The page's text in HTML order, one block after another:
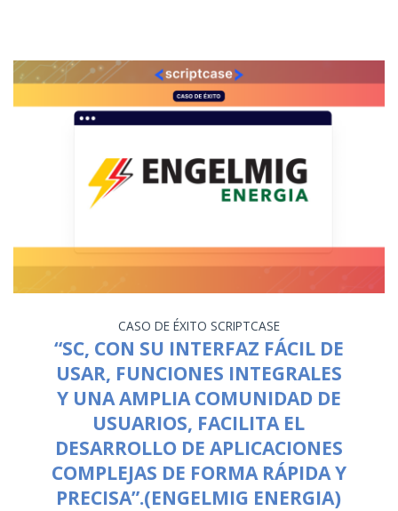
CASO DE ÉXITO SCRIPTCASE
“SC, CON SU INTERFAZ FÁCIL DE
USAR, FUNCIONES INTEGRALES
Y UNA AMPLIA COMUNIDAD DE
USUARIOS, FACILITA EL
DESARROLLO DE APLICACIONES
COMPLEJAS DE FORMA RÁPIDA Y
PRECISA”.(ENGELMIG ENERGIA)